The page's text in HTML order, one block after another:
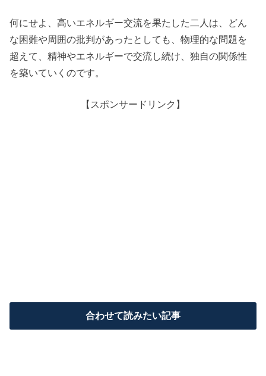
何にせよ、高いエネルギー交流を果たした二人は、どん
な困難や周囲の批判があったとしても、物理的な問題を
超えて、精神やエネルギーで交流し続け、独自の関係性
を築いていくのです。
【スポンサードリンク】
合わせて読みたい記事